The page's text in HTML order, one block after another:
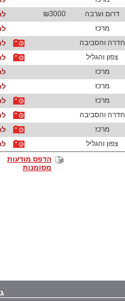
דרום וערבה ₪3000
מרכז
חדרה והסביבה
צפון והגליל
מרכז
מרכז
מרכז
חדרה והסביבה
מרכז
צפון והגליל
הדפס מודעות
מסומנות